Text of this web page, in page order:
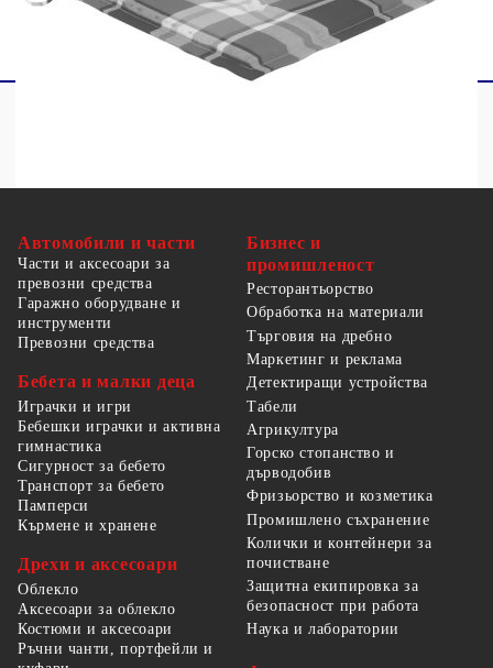
Автомобили и части
Части и аксесоари за
превозни средства
Гаражно оборудване и
инструменти
Превозни средства
Бебета и малки деца
Играчки и игри
Бебешки играчки и активна
гимнастика
Сигурност за бебето
Транспорт за бебето
Памперси
Кърмене и хранене
Дрехи и аксесоари
Облекло
Аксесоари за облекло
Костюми и аксесоари
Ръчни чанти, портфейли и
Бизнес и
промишленост
Ресторантьорство
Обработка на материали
Търговия на дребно
Маркетинг и реклама
Детектиращи устройства
Табели
Агрикултура
Горско стопанство и
дърводобив
Фризьорство и козметика
Промишлено съхранение
Колички и контейнери за
почистване
Защитна екипировка за
безопасност при работа
Наука и лаборатории